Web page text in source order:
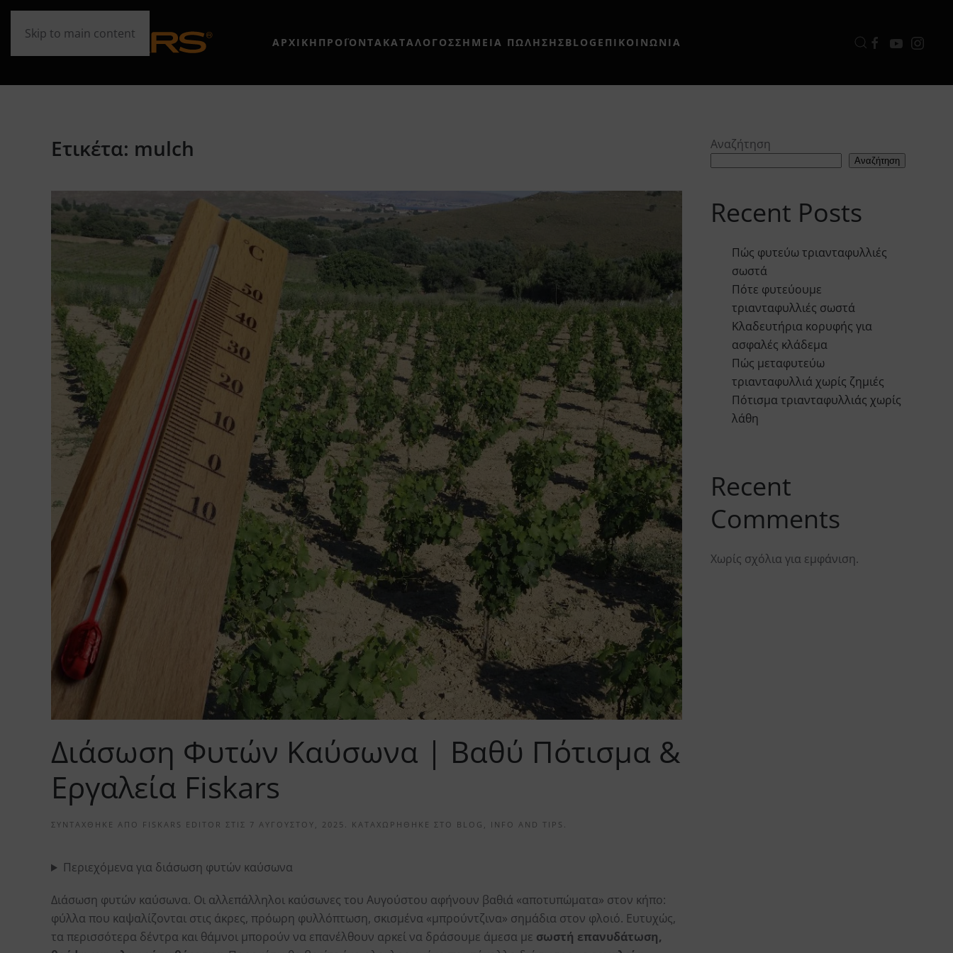
Skip to main content
ΑΡΧΙΚΗ ΠΡΟΪΟΝΤΑΚΑΤΑΛΟΓΟΣΣΗΜΕΊΑ ΠΏΛΗΣΗΣBLOG ΕΠΙΚΟΙΝΩΝΙΑ
Ετικέτα: mulch
Διάσωση Φυτών Καύσωνα | Βαθύ Πότισμα &
Εργαλεία Fiskars
ΣΥΝΤΆΧΘΗΚΕ ΑΠΌ FISKARS EDITOR ΣΤΙΣ 7 ΑΥΓΟΎΣΤΟΥ, 2025 . ΚΑΤΑΧΩΡΉΘΗΚΕ ΣΤΟ BLOG , INFO AND TIPS .
Περιεχόμενα για διάσωση φυτών καύσωνα
Διάσωση φυτών καύσωνα. Οι αλλεπάλληλοι καύσωνες του Αυγούστου αφήνουν βαθιά «αποτυπώματα» στον κήπο:
φύλλα που καψαλίζονται στις άκρες, πρόωρη φυλλόπτωση, σκισμένα «μπρούντζινα» σημάδια στον φλοιό. Ευτυχώς,
τα περισσότερα δέντρα και θάμνοι μπορούν να επανέλθουν αρκεί να δράσουμε άμεσα με σωστή επανυδάτωση,
Αναζήτηση
Αναζήτηση
Recent Posts
Πώς φυτεύω τριανταφυλλιές
σωστά
Πότε φυτεύουμε
τριανταφυλλιές σωστά
Κλαδευτήρια κορυφής για
ασφαλές κλάδεμα
Πώς μεταφυτεύω
τριανταφυλλιά χωρίς ζημιές
Πότισμα τριανταφυλλιάς χωρίς
λάθη
Recent
Comments
Χωρίς σχόλια για εμφάνιση.